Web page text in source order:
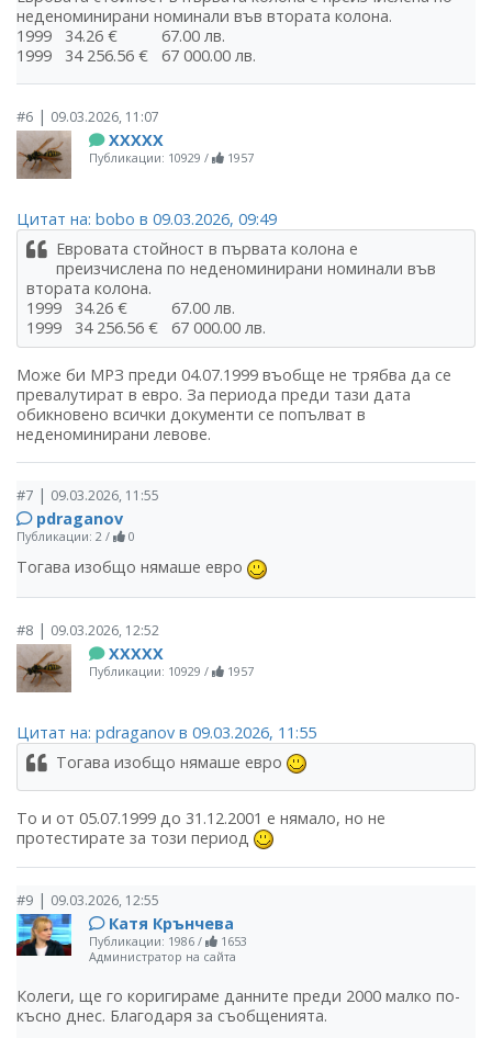
неденоминирани номинали във втората колона.
1999 34.26 € 67.00 лв.
1999 34 256.56 € 67 000.00 лв.
#6 | 09.03.2026, 11:07
ХХХХХ
Публикации: 10929 / 1957
Цитат на: bobo в 09.03.2026, 09:49
Евровата стойност в първата колона е
преизчислена по неденоминирани номинали във
втората колона.
1999 34.26 € 67.00 лв.
1999 34 256.56 € 67 000.00 лв.
Може би МРЗ преди 04.07.1999 въобще не трябва да се
превалутират в евро. За периода преди тази дата
обикновено всички документи се попълват в
неденоминирани левове.
#7 | 09.03.2026, 11:55
pdraganov
Публикации: 2 / 0
Тогава изобщо нямаше евро
#8 | 09.03.2026, 12:52
ХХХХХ
Публикации: 10929 / 1957
Цитат на: pdraganov в 09.03.2026, 11:55
Тогава изобщо нямаше евро
То и от 05.07.1999 до 31.12.2001 е нямало, но не
протестирате за този период
#9 | 09.03.2026, 12:55
Катя Крънчева
Публикации: 1986 /
1653
Администратор на сайта
Колеги, ще го коригираме данните преди 2000 малко по-
късно днес. Благодаря за съобщенията.